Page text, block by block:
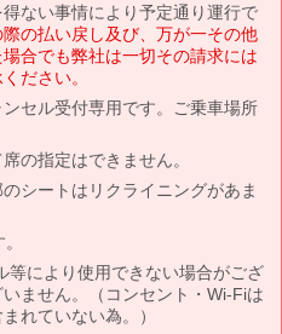
ない事情により予定通り運行で
際の払い戻し及び、万が一その他
合でも弊社は一切その請求には
ださい。
セル受付専用です。ご乗車場所
の指定はできません。
シートはリクライニングがあま
等により使用できない場合がござ
ません。（コンセント・Wi-Fiは
れていない為。）